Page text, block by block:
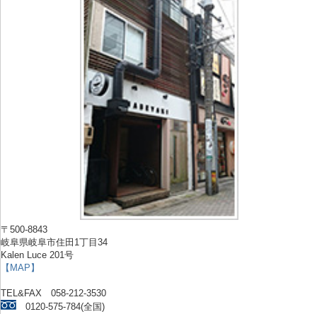
〒500-8843
岐阜県岐阜市住田1丁目34
Kalen Luce 201号
【MAP】
TEL&FAX 058-212-3530
0120-575-784(全国)